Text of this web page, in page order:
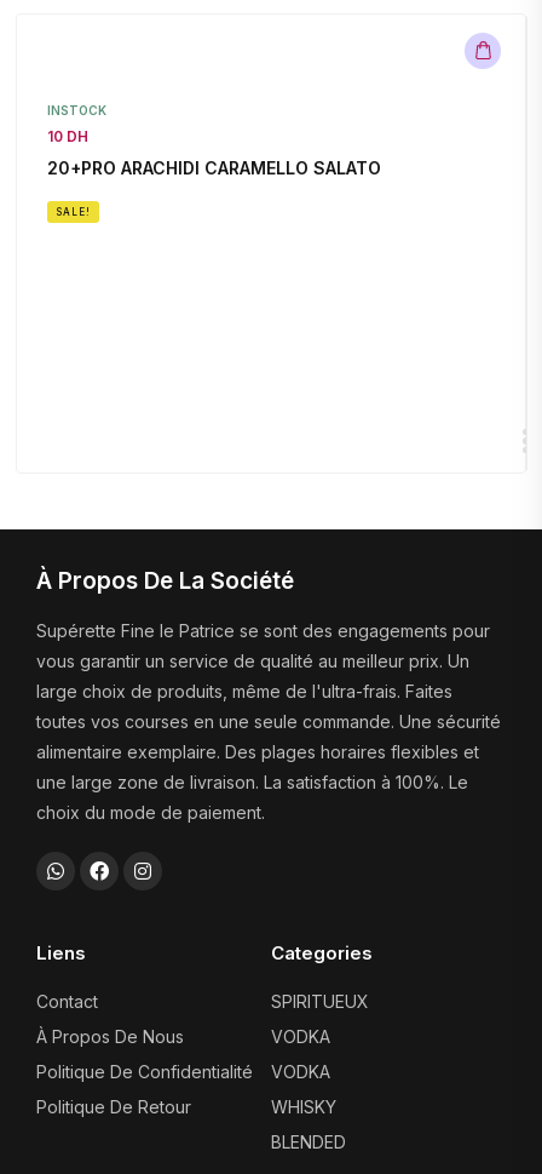
INSTOCK
10 DH
20+PRO ARACHIDI CARAMELLO SALATO
SALE!
À Propos De La Société
Supérette Fine le Patrice se sont des engagements pour
vous garantir un service de qualité au meilleur prix. Un
large choix de produits, même de l'ultra-frais. Faites
toutes vos courses en une seule commande. Une sécurité
alimentaire exemplaire. Des plages horaires flexibles et
une large zone de livraison. La satisfaction à 100%. Le
choix du mode de paiement.
Liens
Contact
À Propos De Nous
Politique De Confidentialité
Politique De Retour
Categories
SPIRITUEUX
VODKA
VODKA
WHISKY
BLENDED